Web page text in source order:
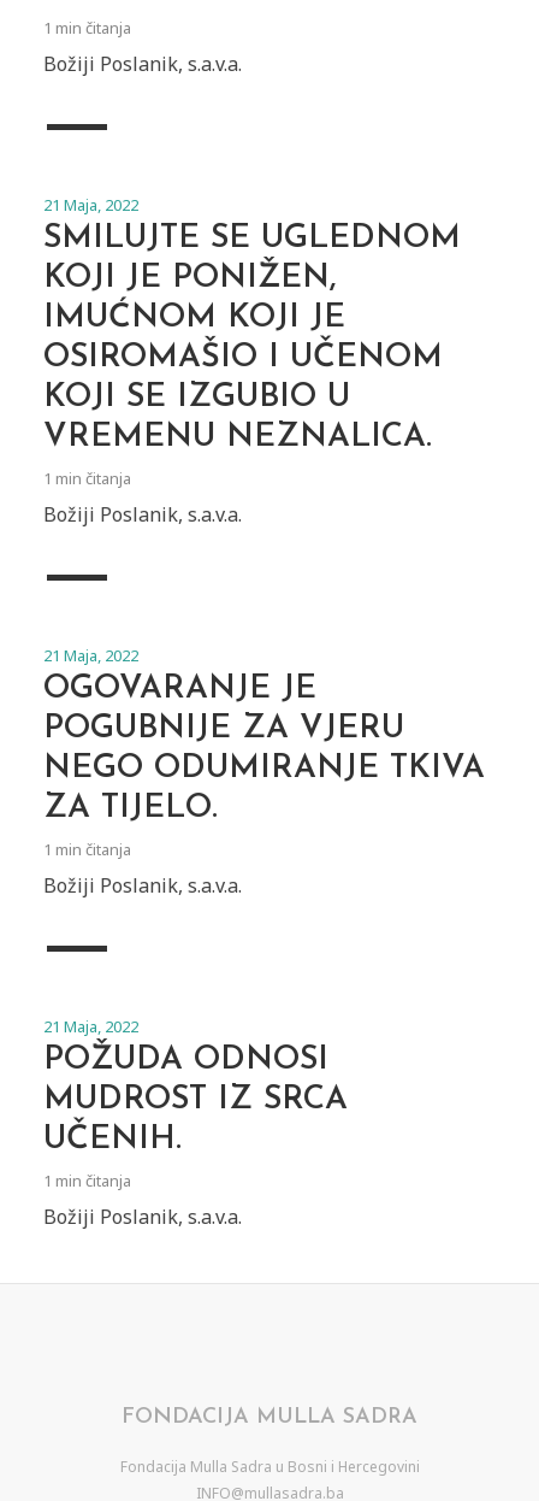
1 min čitanja
Božiji Poslanik, s.a.v.a.
21 Maja, 2022
SMILUJTE SE UGLEDNOM
KOJI JE PONIŽEN,
IMUĆNOM KOJI JE
OSIROMAŠIO I UČENOM
KOJI SE IZGUBIO U
VREMENU NEZNALICA.
1 min čitanja
Božiji Poslanik, s.a.v.a.
21 Maja, 2022
OGOVARANJE JE
POGUBNIJE ZA VJERU
NEGO ODUMIRANJE TKIVA
ZA TI­JELO.
1 min čitanja
Božiji Poslanik, s.a.v.a.
21 Maja, 2022
POŽUDA ODNOSI
MUDROST IZ SRCA
UČENIH.
1 min čitanja
Božiji Poslanik, s.a.v.a.
FONDACIJA MULLA SADRA
Fondacija Mulla Sadra u Bosni i Hercegovini
INFO@mullasadra.ba